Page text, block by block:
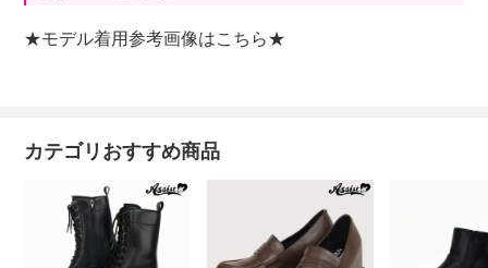
★モデル着用参考画像はこちら★
カテゴリおすすめ商品